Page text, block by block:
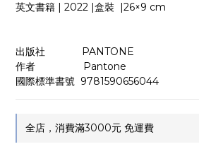
英文書籍 | 2022 |盒裝  |26×9 cm
出版社             PANTONE
作者                 Pantone
國際標準書號  9781590656044
全店，消費滿3000元 免運費